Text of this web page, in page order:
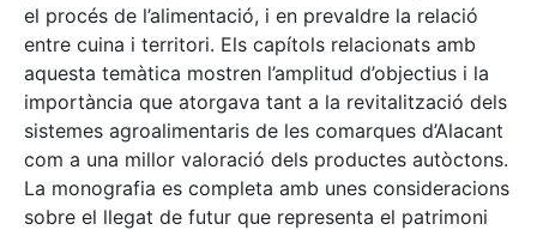
el procés de l’alimentació, i en prevaldre la relació
entre cuina i territori. Els capítols relacionats amb
aquesta temàtica mostren l’amplitud d’objectius i la
importància que atorgava tant a la revitalització dels
sistemes agroalimentaris de les comarques d’Alacant
com a una millor valoració dels productes autòctons.
La monografia es completa amb unes consideracions
sobre el llegat de futur que representa el patrimoni